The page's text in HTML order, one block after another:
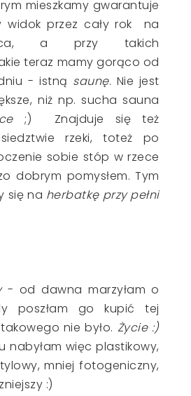
mieszkamy gwarantuje
widok przez cały rok na
a przy takich
teraz mamy gorąco od
- istną saunę. Nie jest
niż np. sucha sauna
;) Znajduje się też
rzeki, toteż po
sobie stóp w rzece
dobrym pomysłem. Tym
się na herbatkę przy pełni
- od dawna marzyłam o
poszłam go kupić tej
nie było. Życie :)
nabyłam więc plastikowy,
mniej fotogeniczny,
:)